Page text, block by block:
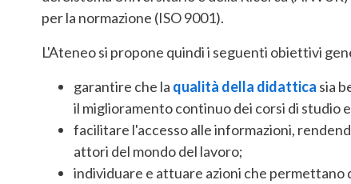
per la normazione (ISO 9001).
L'Ateneo si propone quindi i seguenti obiettivi
garantire che la qualità della didattica sia
il miglioramento continuo dei corsi di studio
facilitare l'accesso alle informazioni,
attori del mondo del lavoro;
individuare e attuare azioni che